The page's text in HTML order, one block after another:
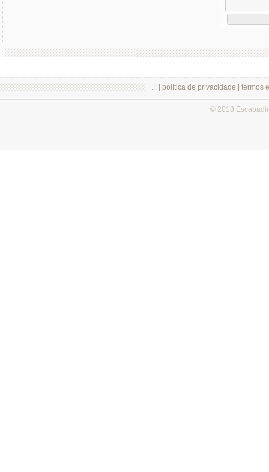
.:: | política de privacidade termos
© 2018